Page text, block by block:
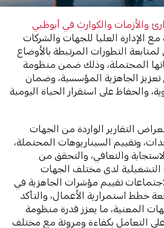
والأزمات والكوارث في أبوظبي
الإدارة العليا للجهات والشركات
التطورات المرتبطة بالأوضاع
المحتملة، وذلك ضمن منظومة
تعزيز الجاهزية المؤسسية، وضمان
والحفاظ على استقرار الحياة اليومية
التقارير الواردة من الجهات
وتقييم السيناريوهات المحتملة،
والتعافي، والتحقق من
التشغيلية لدى مختلف الجهات
تقييم مؤشرات الجاهزية في
خطط استمرارية الأعمال، والتأكد
المعنية، ما يعزز قدرة منظومة
على التعامل بكفاءة ومرونة مع مختلف